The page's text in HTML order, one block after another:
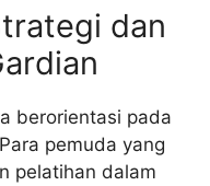
dan
berorientasi pada
pemuda yang
pelatihan dalam